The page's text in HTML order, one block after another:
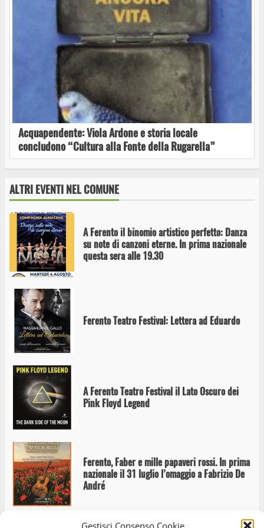
Gestisci Consenso Cookie
Acquapendente: Viola Ardone e storia locale
concludono “Cultura alla Fonte della Rugarella”
ALTRI EVENTI NEL COMUNE
A Ferento Teatro Festival 2026 in prima
nazionale Medea
Ferdinando Bastianini in concerto
Alex Britti aprirà il Viterbo Big Festival il
A Ferento il binomio artistico perfetto: Danza
su note di canzoni eterne. In prima nazionale
questa sera alle 19.30
Ferento Teatro Festival: Lettera ad Eduardo
A Ferento Teatro Festival il Lato Oscuro dei
Pink Floyd Legend
Ferento, Faber e mille papaveri rossi. In prima
nazionale il 31 luglio l’omaggio a Fabrizio De
André